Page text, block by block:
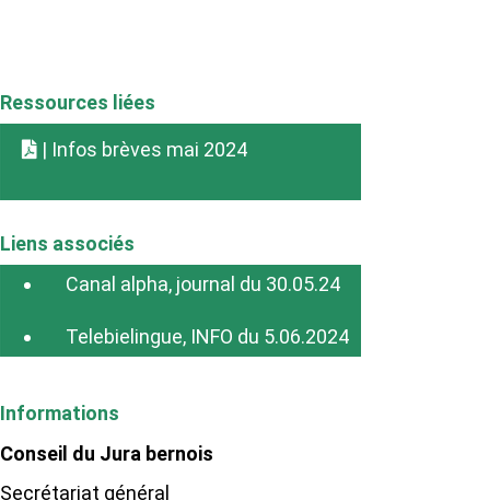
Ressources liées
| Infos brèves mai 2024
Liens associés
Canal alpha, journal du 30.05.24
Telebielingue, INFO du 5.06.2024
Informations
Conseil du Jura bernois
Secrétariat général